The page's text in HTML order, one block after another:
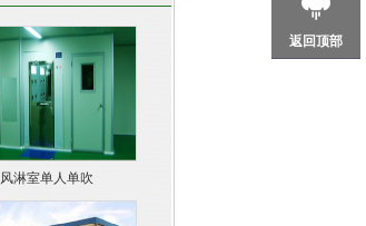
风淋室单人单吹
返回顶部